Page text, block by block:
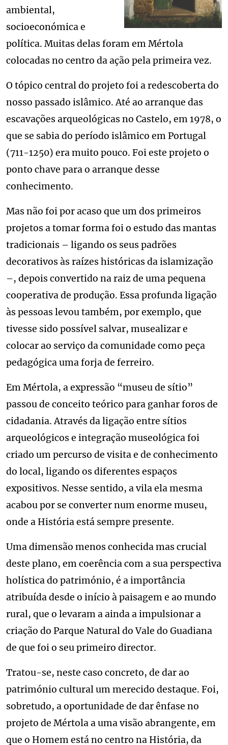
ambiental,
socioeconómica e
política. Muitas delas foram em Mértola
colocadas no centro da ação pela primeira vez.
O tópico central do projeto foi a redescoberta do
nosso passado islâmico. Até ao arranque das
escavações arqueológicas no Castelo, em 1978, o
que se sabia do período islâmico em Portugal
(711-1250) era muito pouco. Foi este projeto o
ponto chave para o arranque desse
conhecimento.
Mas não foi por acaso que um dos primeiros
projetos a tomar forma foi o estudo das mantas
tradicionais – ligando os seus padrões
decorativos às raízes históricas da islamização
–, depois convertido na raiz de uma pequena
cooperativa de produção. Essa profunda ligação
às pessoas levou também, por exemplo, que
tivesse sido possível salvar, musealizar e
colocar ao serviço da comunidade como peça
pedagógica uma forja de ferreiro.
Em Mértola, a expressão “museu de sítio”
passou de conceito teórico para ganhar foros de
cidadania. Através da ligação entre sítios
arqueológicos e integração museológica foi
criado um percurso de visita e de conhecimento
do local, ligando os diferentes espaços
expositivos. Nesse sentido, a vila ela mesma
acabou por se converter num enorme museu,
onde a História está sempre presente.
Uma dimensão menos conhecida mas crucial
deste plano, em coerência com a sua perspectiva
holística do património, é a importância
atribuída desde o início à paisagem e ao mundo
rural, que o levaram a ainda a impulsionar a
criação do Parque Natural do Vale do Guadiana
de que foi o seu primeiro director.
Tratou-se, neste caso concreto, de dar ao
património cultural um merecido destaque. Foi,
sobretudo, a oportunidade de dar ênfase no
projeto de Mértola a uma visão abrangente, em
que o Homem está no centro na História, da